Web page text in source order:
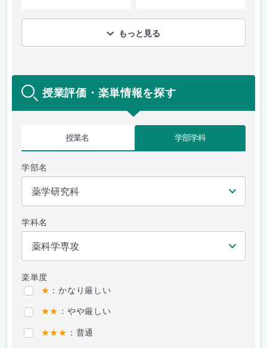
もっと見る
授業評価・楽単情報を探す
授業名 学部学科
学部名
学科名
楽単度
★ ：かなり厳しい
★★ ：やや厳しい
★★★ ：普通